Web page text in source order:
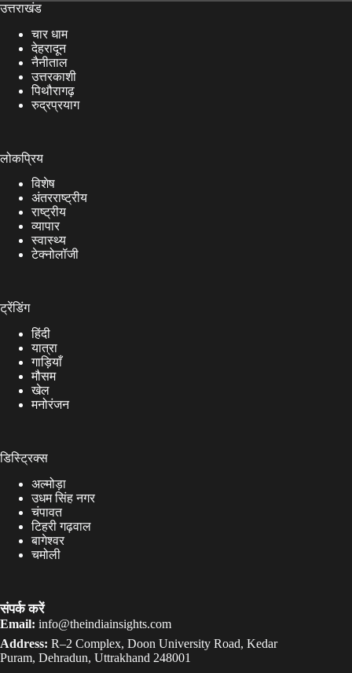
उत्तराखंड
चार धाम
देहरादून
नैनीताल
उत्तरकाशी
पिथौरागढ़
रुद्रप्रयाग
लोकप्रिय
विशेष
अंतरराष्ट्रीय
राष्ट्रीय
व्यापार
स्वास्थ्य
टेक्नोलॉजी
ट्रेंडिंग
हिंदी
यात्रा
गाड़ियाँ
मौसम
खेल
मनोरंजन
डिस्ट्रिक्स
अल्मोड़ा
उधम सिंह नगर
चंपावत
टिहरी गढ़वाल
बागेश्वर
चमोली
संपर्क करें
Email: info@theindiainsights.com
Address: R–2 Complex, Doon University Road, Kedar
Puram, Dehradun, Uttrakhand 248001